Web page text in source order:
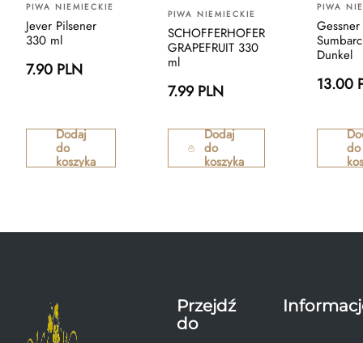
PIWA NIEMIECKIE
Jever Pilsener
330 ml
7.90 PLN
Dodaj
do
koszyka
PIWA NIEMIECKIE
SCHOFFERHOFER
GRAPEFRUIT 330
ml
7.99 PLN
Dodaj
do
koszyka
PIWA
Dunkel
13.00
do
Przejdź
do